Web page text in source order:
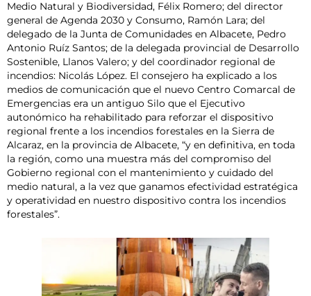
Medio Natural y Biodiversidad, Félix Romero; del director
general de Agenda 2030 y Consumo, Ramón Lara; del
delegado de la Junta de Comunidades en Albacete, Pedro
Antonio Ruíz Santos; de la delegada provincial de Desarrollo
Sostenible, Llanos Valero; y del coordinador regional de
incendios: Nicolás López. El consejero ha explicado a los
medios de comunicación que el nuevo Centro Comarcal de
Emergencias era un antiguo Silo que el Ejecutivo
autonómico ha rehabilitado para reforzar el dispositivo
regional frente a los incendios forestales en la Sierra de
Alcaraz, en la provincia de Albacete, “y en definitiva, en toda
la región, como una muestra más del compromiso del
Gobierno regional con el mantenimiento y cuidado del
medio natural, a la vez que ganamos efectividad estratégica
y operatividad en nuestro dispositivo contra los incendios
forestales”.